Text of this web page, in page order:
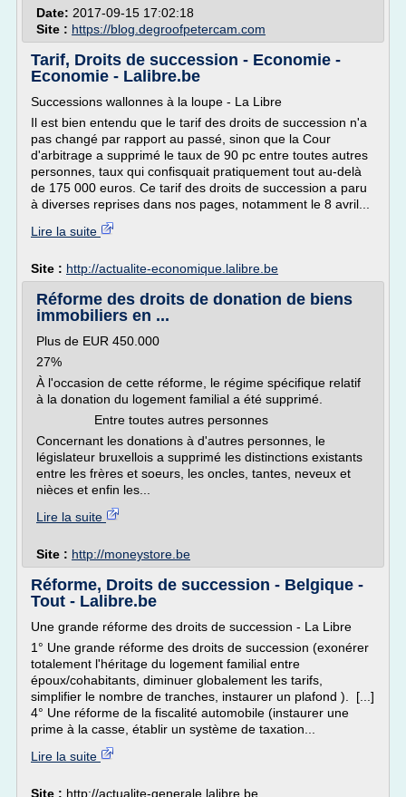
Date: 2017-09-15 17:02:18
Site : https://blog.degroofpetercam.com
Tarif, Droits de succession - Economie -
Economie - Lalibre.be
Successions wallonnes à la loupe - La Libre
Il est bien entendu que le tarif des droits de succession n'a
pas changé par rapport au passé, sinon que la Cour
d'arbitrage a supprimé le taux de 90 pc entre toutes autres
personnes, taux qui confisquait pratiquement tout au-delà
de 175 000 euros. Ce tarif des droits de succession a paru
à diverses reprises dans nos pages, notamment le 8 avril...
Lire la suite
Site : http://actualite-economique.lalibre.be
Réforme des droits de donation de biens
immobiliers en ...
Plus de EUR 450.000
27%
À l'occasion de cette réforme, le régime spécifique relatif
à la donation du logement familial a été supprimé.
Entre toutes autres personnes
Concernant les donations à d'autres personnes, le
législateur bruxellois a supprimé les distinctions existants
entre les frères et soeurs, les oncles, tantes, neveux et
nièces et enfin les...
Lire la suite
Site : http://moneystore.be
Réforme, Droits de succession - Belgique -
Tout - Lalibre.be
Une grande réforme des droits de succession - La Libre
1° Une grande réforme des droits de succession (exonérer
totalement l'héritage du logement familial entre
époux/cohabitants, diminuer globalement les tarifs,
simplifier le nombre de tranches, instaurer un plafond ). [...]
4° Une réforme de la fiscalité automobile (instaurer une
prime à la casse, établir un système de taxation...
Lire la suite
Site : http://actualite-generale.lalibre.be